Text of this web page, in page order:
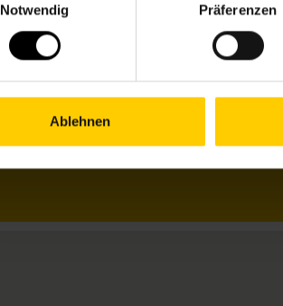
Notwendig
Präferenzen
Ablehnen